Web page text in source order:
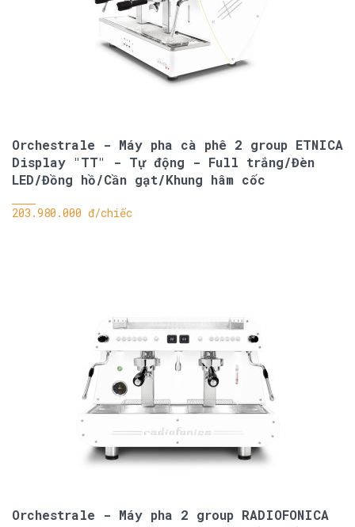
Orchestrale - Máy pha cà phê 2 group ETNICA
Display "TT" - Tự động - Full trắng/Đèn
LED/Đồng hồ/Cần gạt/Khung hâm cốc
203.980.000 đ/chiếc
Orchestrale - Máy pha 2 group RADIOFONICA